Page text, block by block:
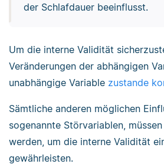
der Schlafdauer beeinflusst.
Um die interne Validität
Veränderungen der abhängigen
unabhängige Variable zustande
Sämtliche anderen möglichen
sogenannte Störvariablen,
werden, um die interne Validität
gewährleisten.